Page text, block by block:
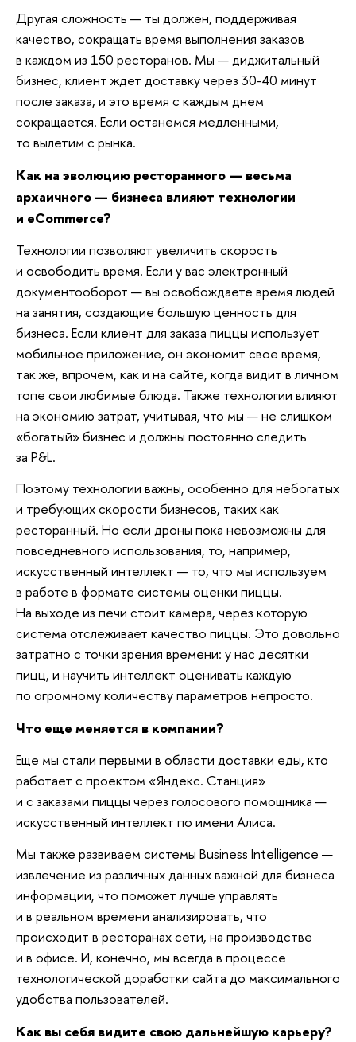
Другая сложность — ты должен, поддерживая
качество, сокращать время выполнения заказов
в каждом из 150 ресторанов. Мы — диджитальный
бизнес, клиент ждет доставку через 30-40 минут
после заказа, и это время с каждым днем
сокращается. Если останемся медленными,
то вылетим с рынка.
Как на эволюцию ресторанного — весьма
архаичного — бизнеса влияют технологии
и eCommerce?
Технологии позволяют увеличить скорость
и освободить время. Если у вас электронный
документооборот — вы освобождаете время людей
на занятия, создающие большую ценность для
бизнеса. Если клиент для заказа пиццы использует
мобильное приложение, он экономит свое время,
так же, впрочем, как и на сайте, когда видит в личном
топе свои любимые блюда. Также технологии влияют
на экономию затрат, учитывая, что мы — не слишком
«богатый» бизнес и должны постоянно следить
за P&L.
Поэтому технологии важны, особенно для небогатых
и требующих скорости бизнесов, таких как
ресторанный. Но если дроны пока невозможны для
повседневного использования, то, например,
искусственный интеллект — то, что мы используем
в работе в формате системы оценки пиццы.
На выходе из печи стоит камера, через которую
система отслеживает качество пиццы. Это довольно
затратно с точки зрения времени: у нас десятки
пицц, и научить интеллект оценивать каждую
по огромному количеству параметров непросто.
Что еще меняется в компании?
Еще мы стали первыми в области доставки еды, кто
работает с проектом «Яндекс. Станция»
и с заказами пиццы через голосового помощника —
искусственный интеллект по имени Алиса.
Мы также развиваем системы Business Intelligence —
извлечение из различных данных важной для бизнеса
информации, что поможет лучше управлять
и в реальном времени анализировать, что
происходит в ресторанах сети, на производстве
и в офисе. И, конечно, мы всегда в процессе
технологической доработки сайта до максимального
удобства пользователей.
Как вы себя видите свою дальнейшую карьеру?